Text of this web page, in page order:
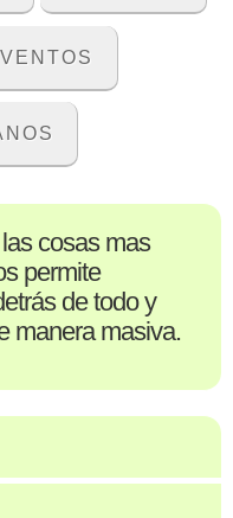
cosas mas
permite
de todo y
manera masiva.